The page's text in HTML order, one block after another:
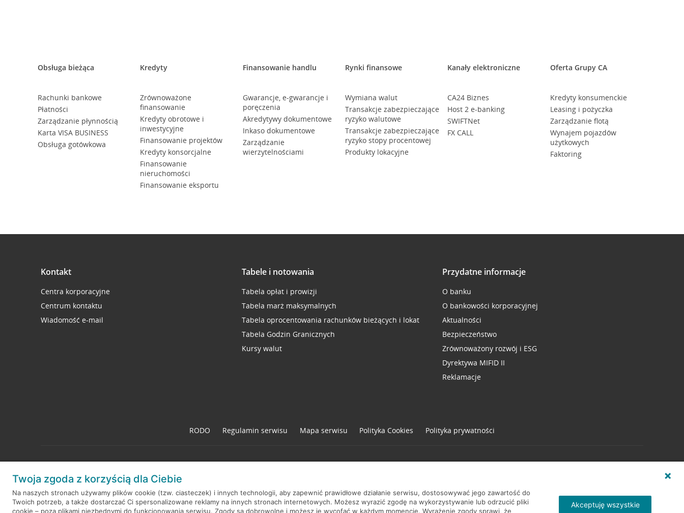
Obsługa bieżąca
Rachunki bankowe
Płatności
Zarządzanie płynnością
Karta VISA BUSINESS
Obsługa gotówkowa
Kredyty
Zrównoważone
finansowanie
Kredyty obrotowe i
inwestycyjne
Finansowanie projektów
Kredyty konsorcjalne
Finansowanie
nieruchomości
Finansowanie eksportu
Finansowanie handlu
Gwarancje, e-gwarancje i
poręczenia
Akredytywy dokumentowe
Inkaso dokumentowe
Zarządzanie
wierzytelnościami
Rynki finansowe
Wymiana walut
Transakcje zabezpieczające
ryzyko walutowe
Transakcje zabezpieczające
ryzyko stopy procentowej
Produkty lokacyjne
Kanały elektroniczne
CA24 Biznes
Host 2 e-banking
SWIFTNet
FX CALL
Oferta Grupy CA
Kredyty konsumenckie
Leasing i pożyczka
Zarządzanie flotą
Wynajem pojazdów
użytkowych
Faktoring
Kontakt
Centra korporacyjne
Centrum kontaktu
Wiadomość e-mail
Tabele i notowania
Tabela opłat i prowizji
Tabela marż maksymalnych
Tabela oprocentowania rachunków bieżących i lokat
Tabela Godzin Granicznych
Kursy walut
Przydatne informacje
O banku
O bankowości korporacyjnej
Aktualności
Bezpieczeństwo
Zrównoważony rozwój i ESG
Dyrektywa MIFID II
Reklamacje
RODO Regulamin serwisu Mapa serwisu Polityka Cookies Polityka prywatności
© 2026 Credit Agricole Bank Polska S.A. Wszelkie prawa zastrzeżone
Twoja zgoda z korzyścią dla Ciebie
Na naszych stronach używamy plików cookie (tzw. ciasteczek) i innych technologii, aby zapewnić prawidłowe działanie serwisu, dostosowywać jego zawartość do
Twoich potrzeb, a także dostarczać Ci spersonalizowane reklamy na innych stronach internetowych. Możesz wyrazić zgodę na wykorzystywanie lub odrzucić pliki
cookie – poza plikami niezbędnymi do funkcjonowania serwisu. Zgody są dobrowolne i możesz je wycofać w każdym momencie. Wyrażenie zgody sprawi, że
Akceptuję wszystkie